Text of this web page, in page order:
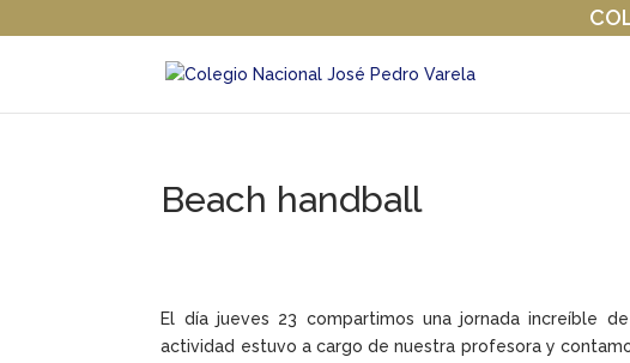
Beach handball
El día jueves 23 compartimos una jornada increíble
actividad estuvo a cargo de nuestra profesora y